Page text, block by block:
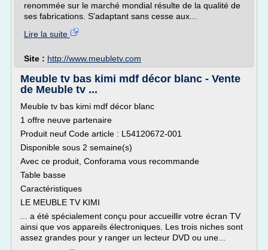
renommée sur le marché mondial résulte de la qualité de
ses fabrications. S'adaptant sans cesse aux...
Lire la suite
Site : http://www.meubletv.com
Meuble tv bas kimi mdf décor blanc - Vente
de Meuble tv ...
Meuble tv bas kimi mdf décor blanc
1 offre neuve partenaire
Produit neuf Code article : L54120672-001
Disponible sous 2 semaine(s)
Avec ce produit, Conforama vous recommande
Table basse
Caractéristiques
LE MEUBLE TV KIMI
... a été spécialement conçu pour accueillir votre écran TV
ainsi que vos appareils électroniques. Les trois niches sont
assez grandes pour y ranger un lecteur DVD ou une...